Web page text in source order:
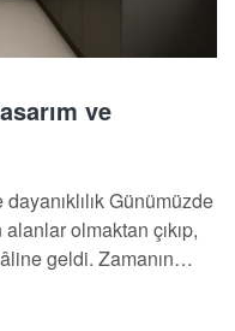
ve
Günümüzde
olmaktan çıkıp,
geldi. Zamanın
mutfakları